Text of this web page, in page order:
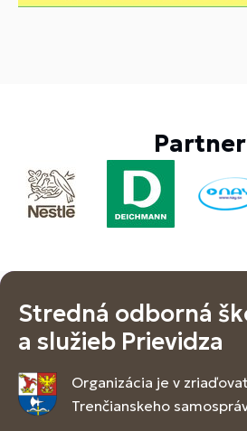
Stredná odborná
a služieb Prievidza
Organizácia je v
Trenčianskeho